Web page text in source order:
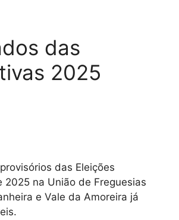
das
2025
das Eleições
2025 na União de Freguesias
e Vale da Amoreira já